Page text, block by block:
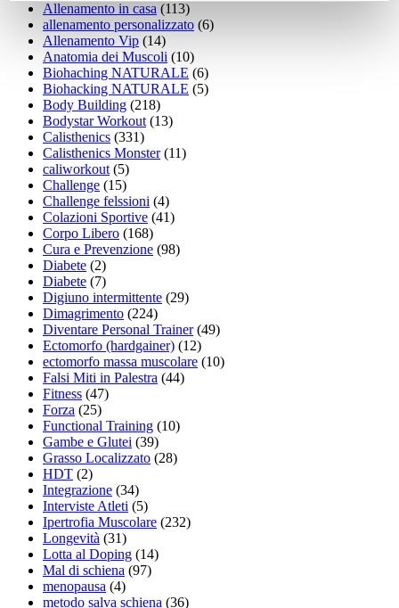
Allenamento in casa (113)
allenamento personalizzato (6)
Allenamento Vip (14)
Anatomia dei Muscoli (10)
Biohaching NATURALE (6)
Biohacking NATURALE (5)
Body Building (218)
Bodystar Workout(13)
Calisthenics (331)
Calisthenics Monster(11)
caliworkout(5)
Challenge (15)
Challenge felssioni (4)
Colazioni Sportive (41)
Corpo Libero (168)
Cura e Prevenzione (98)
Diabete (2)
Diabete (7)
Digiuno intermittente (29)
Dimagrimento (224)
Diventare Personal Trainer(49)
Ectomorfo (hardgainer) (12)
ectomorfo massa muscolare (10)
Falsi Miti in Palestra (44)
Fitness (47)
Forza (25)
Functional Training (10)
Gambe e Glutei (39)
Grasso Localizzato (28)
HDT (2)
Integrazione (34)
Interviste Atleti (5)
Ipertrofia Muscolare (232)
Longevità (31)
Lotta al Doping (14)
Mal di schiena (97)
menopausa (4)
metodo salva schiena (36)